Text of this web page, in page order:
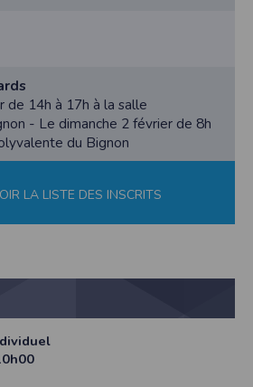
de 14h à 17h à la salle
- Le dimanche 2 février de 8h
du Bignon
LA LISTE DES INSCRITS